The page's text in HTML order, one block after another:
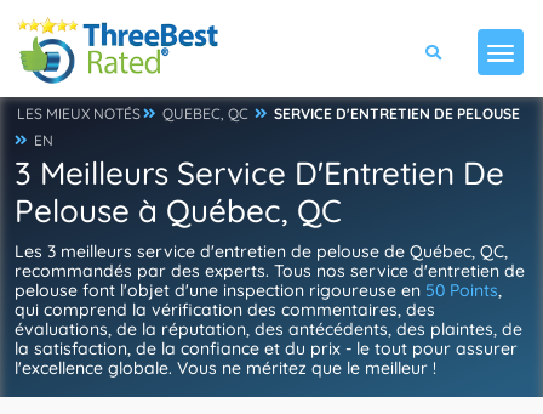
LES MIEUX NOTÉS QUEBEC, QC
SERVICE D'ENTRETIEN DE PELOUSE
EN
3 Meilleurs Service D'Entretien De
Pelouse à Québec, QC
Les 3 meilleurs service d'entretien de pelouse de Québec, QC,
recommandés par des experts. Tous nos service d'entretien de
pelouse font l'objet d'une inspection rigoureuse en 50 Points,
qui comprend la vérification des commentaires, des
évaluations, de la réputation, des antécédents, des plaintes, de
la satisfaction, de la confiance et du prix - le tout pour assurer
l'excellence globale. Vous ne méritez que le meilleur !